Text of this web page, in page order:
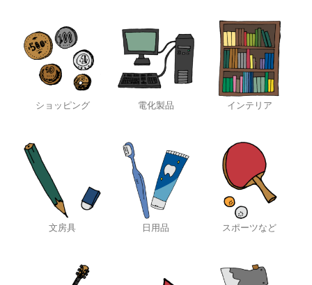
ショッピング 電化製品 インテリア
文房具 日用品 スポーツなど